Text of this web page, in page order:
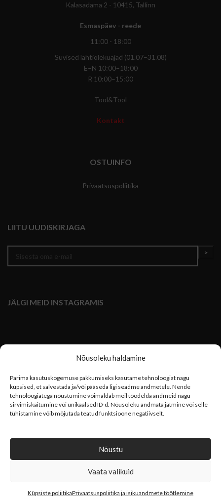
Nõusoleku haldamine
Parima kasutuskogemuse pakkumiseks kasutame tehnoloogiat nagu
küpsised, et salvestada ja/või pääseda ligi seadme andmetele. Nende
tehnoloogiatega nõustumine võimaldab meil töödelda andmeid nagu
sirvimiskäitumine või unikaalsed ID-d. Nõusoleku andmata jätmine või selle
tühistamine võib mõjutada teatud funktsioone negatiivselt.
Nõustu
Vaata valikuid
Küpsiste poliitikaPrivaatsuspoliitika ja isikuandmete töötlemine
Kalasadama 2 - 10415, Tallinn
Esmaspäev - reede
11:00 - 18:00
Suvised lahtiolekuajad (01.07–31.08)
E–N 10:00–18:00
R 10:00–15:00
Tool&Tool
Kontakt
OSTUINFO
Privaatsuspoliitika
LIITU UUDISKIRJAGA
JÄLGI MEID INSTAGRAMIS